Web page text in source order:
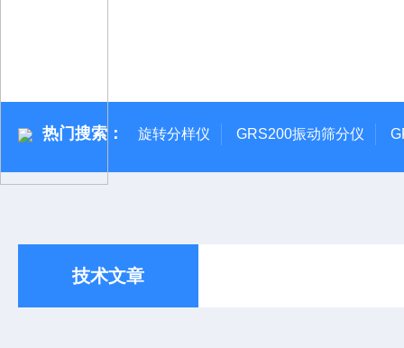
热门搜索： 旋转分样仪 GRS200振动筛分仪
技术文章